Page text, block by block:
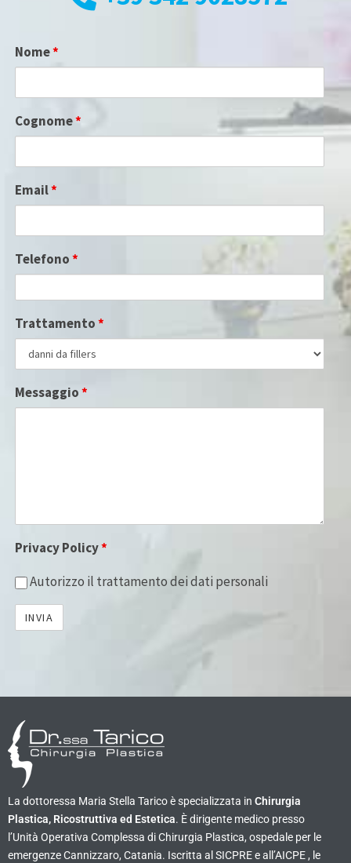
Nome*
Cognome*
Email*
Telefono*
Trattamento*
Messaggio*
Privacy Policy*
Autorizzo il trattamento dei dati personali
La dottoressa Maria Stella Tarico è specializzata in Chirurgia
Plastica, Ricostruttiva ed Estetica. È dirigente medico presso
l’Unità Operativa Complessa di Chirurgia Plastica, ospedale per le
emergenze Cannizzaro, Catania. Iscritta al SICPRE e all’AICPE , le